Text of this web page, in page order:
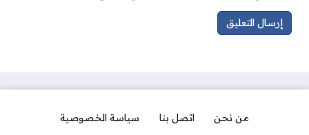
من نحن اتصل بنا
سياسة الخصوصية